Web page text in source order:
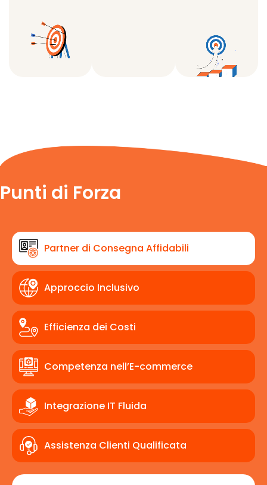
Punti di Forza
Partner di Consegna Affidabili
Approccio Inclusivo
Efficienza dei Costi
Competenza nell’E-commerce
Integrazione IT Fluida
Assistenza Clienti Qualificata